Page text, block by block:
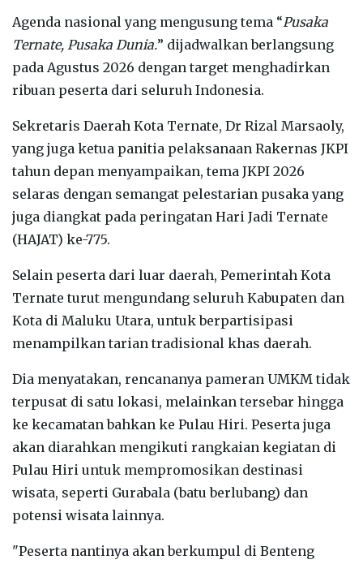
Agenda nasional yang mengusung tema “Pusaka
Ternate, Pusaka Dunia.” dijadwalkan berlangsung
pada Agustus 2026 dengan target menghadirkan
ribuan peserta dari seluruh Indonesia.
Sekretaris Daerah Kota Ternate, Dr Rizal Marsaoly,
yang juga ketua panitia pelaksanaan Rakernas JKPI
tahun depan menyampaikan, tema JKPI 2026
selaras dengan semangat pelestarian pusaka yang
juga diangkat pada peringatan Hari Jadi Ternate
(HAJAT) ke-775.
Selain peserta dari luar daerah, Pemerintah Kota
Ternate turut mengundang seluruh Kabupaten dan
Kota di Maluku Utara, untuk berpartisipasi
menampilkan tarian tradisional khas daerah.
Dia menyatakan, rencananya pameran UMKM tidak
terpusat di satu lokasi, melainkan tersebar hingga
ke kecamatan bahkan ke Pulau Hiri. Peserta juga
akan diarahkan mengikuti rangkaian kegiatan di
Pulau Hiri untuk mempromosikan destinasi
wisata, seperti Gurabala (batu berlubang) dan
potensi wisata lainnya.
"Peserta nantinya akan berkumpul di Benteng